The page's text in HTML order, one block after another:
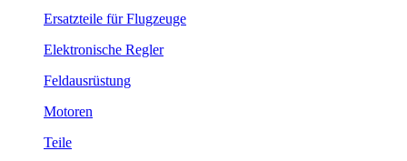
Ersatzteile für Flugzeuge
Elektronische Regler
Feldausrüstung
Motoren
Teile